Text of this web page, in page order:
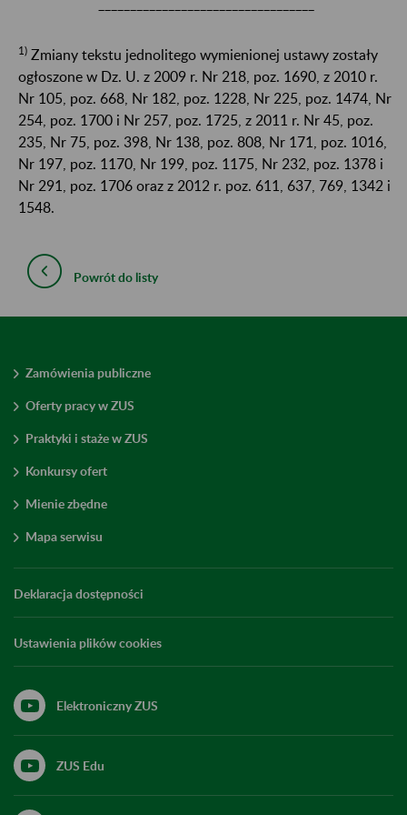
1) Zmiany tekstu jednolitego wymienionej ustawy zostały
ogłoszone w Dz. U. z 2009 r. Nr 218, poz. 1690, z 2010 r.
Nr 105, poz. 668, Nr 182, poz. 1228, Nr 225, poz. 1474, Nr
254, poz. 1700 i Nr 257, poz. 1725, z 2011 r. Nr 45, poz.
235, Nr 75, poz. 398, Nr 138, poz. 808, Nr 171, poz. 1016,
Nr 197, poz. 1170, Nr 199, poz. 1175, Nr 232, poz. 1378 i
Nr 291, poz. 1706 oraz z 2012 r. poz. 611, 637, 769, 1342 i
1548.
Powrót do listy
Zamówienia publiczne
Oferty pracy w ZUS
Praktyki i staże w ZUS
Konkursy ofert
Mienie zbędne
Mapa serwisu
Deklaracja dostępności
Ustawienia plików cookies
Elektroniczny ZUS
ZUS Edu